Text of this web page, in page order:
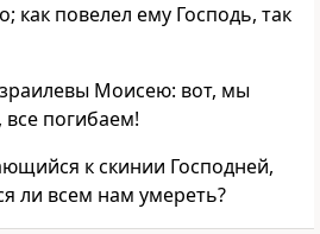
как повелел ему Господь, так
Моисею: вот, мы
погибаем!
к скинии Господней,
ли всем нам умереть?